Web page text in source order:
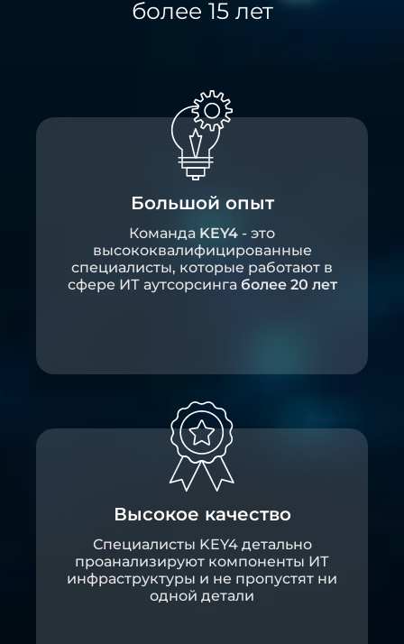
более 15 лет
Большой опыт​
Команда KEY4 - это
высококвалифицированные
специалисты, которые работают в
сфере ИТ аутсорсинга более 20 лет
Высокое качество
Специалисты KEY4 детально
проанализируют компоненты ИТ
инфраструктуры и не пропустят ни
одной детали